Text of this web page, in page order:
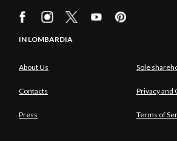
IN LOMBARDIA
About Us Sole
Contacts Privacy and
Press Terms of